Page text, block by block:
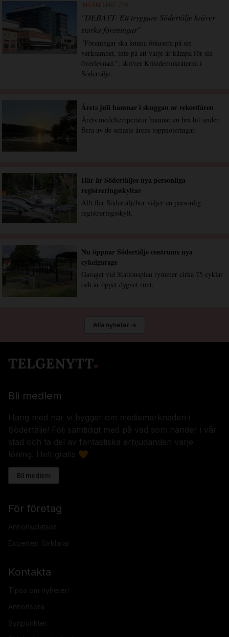
INSÄNDARE 7/8
"DEBATT: Ett tryggare Södertälje kräver
starka föreningar"
"Föreningar ska kunna fokusera på sin
verksamhet, inte på att varje år kämpa för sin
överlevnad.", skriver Kristdemokraterna i
Södertälje.
Årets juli hamnar i skuggan av rekordåren
Årets medeltemperatur hamnar en bra bit under
flera av de senaste årens toppnoteringar.
Här är Södertäljes nya personliga
registreringsskyltar
Allt fler Södertäljebor väljer en personlig
registreringsskylt.
Nu öppnar Södertälje centrums nya
cykelgarage
Garaget vid Stationsplan rymmer cirka 75 cyklar
och är öppet dygnet runt.
Alla nyheter →
Bli medlem
Häng med när vi bygger om mediemarknaden i
Södertälje! Följ samtidigt med på vad som händer i vår
stad och ta del av fantastiska erbjudanden varje
löning. Helt gratis 🧡
Bli medlem
För företag
Annonsplatser
Experten förklarar
Kontakta
Tipsa om nyheter!
Annonsera
Synpunkter